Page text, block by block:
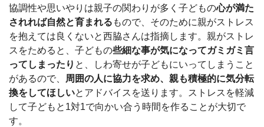
協調性や思いやりは親子の関わりが多く子どもの心が満た
されれば自然と育まれる もので、そのために親がストレス
を抱えては良くないと西脇さんは指摘します。親がストレ
スをためると、子どもの些細な事が気になってガミガミ言
ってしまったり と、しわ寄せが子どもにいってしまうこと
があるので、 周囲の人に協力を求め、親も積極的に気分転
換をしてほしいとアドバイスを送ります。ストレスを軽減
して子どもと1対1で向かい合う時間を作ることが大切で
す。